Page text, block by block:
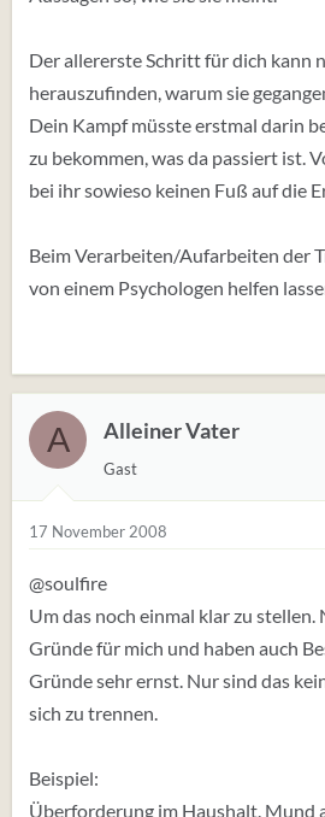
Der allererste Schritt für dich kann
herauszufinden, warum sie
Dein Kampf müsste erstmal darin
zu bekommen, was da passiert ist.
bei ihr sowieso keinen Fuß auf die
Beim Verarbeiten/Aufarbeiten der
von einem Psychologen helfen
A Alleiner Vater
Gast
17 November 2008
@soulfire
Um das noch einmal klar zu
Gründe für mich und haben auch
Gründe sehr ernst. Nur sind das
sich zu trennen.
Beispiel:
Überforderung im Haushalt. Mund